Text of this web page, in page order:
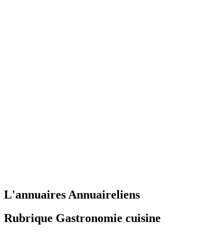
L'annuaires Annuaireliens
Rubrique Gastronomie cuisine